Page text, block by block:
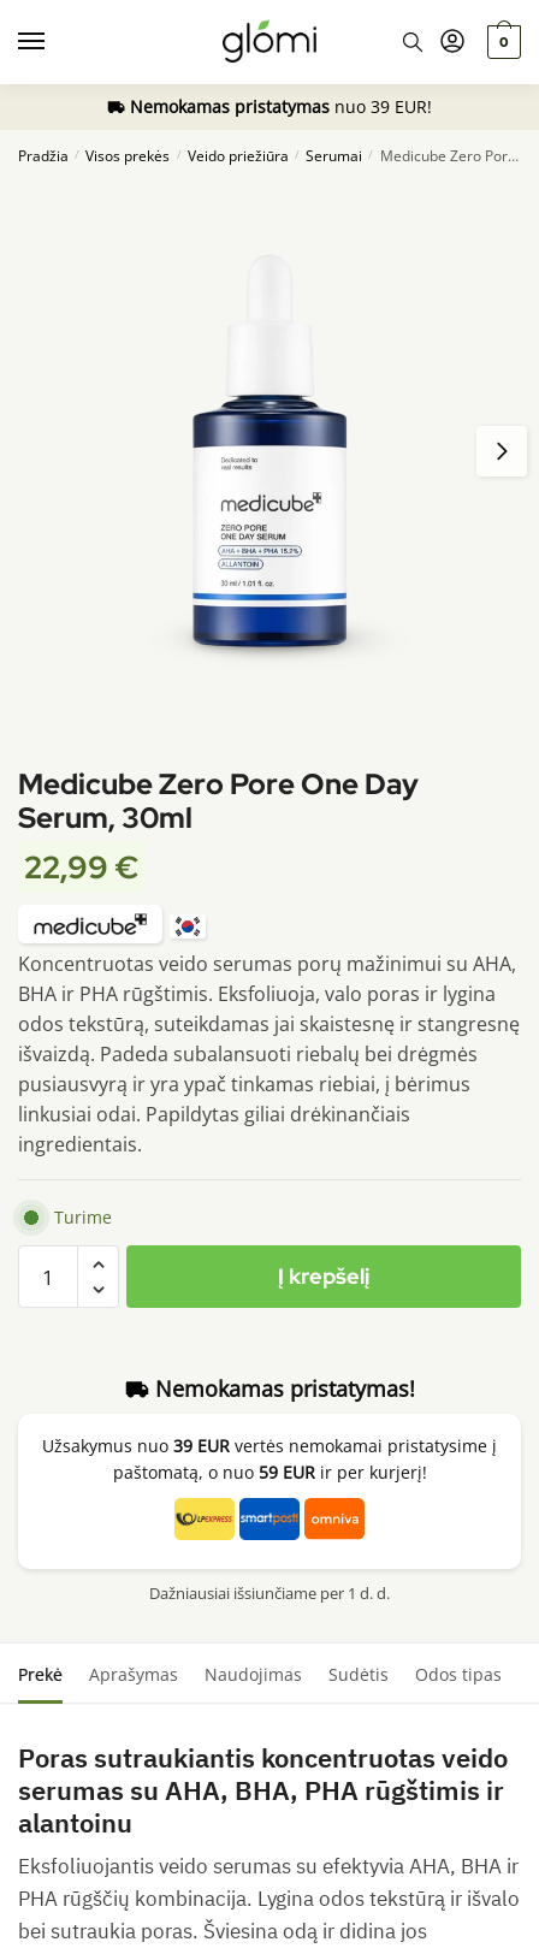
0
Nemokamas pristatymas nuo 39 EUR!
Pradžia / Visos prekės / Veido priežiūra / Serumai / Medicube Zero Pore One Day Serum, 30ml
Medicube Zero Pore One Day
Serum, 30ml
22,99 €
Koncentruotas veido serumas porų mažinimui su AHA,
BHA ir PHA rūgštimis. Eksfoliuoja, valo poras ir lygina
odos tekstūrą, suteikdamas jai skaistesnę ir stangresnę
išvaizdą. Padeda subalansuoti riebalų bei drėgmės
pusiausvyrą ir yra ypač tinkamas riebiai, į bėrimus
linkusiai odai. Papildytas giliai drėkinančiais
ingredientais.
Turime
kiekis:
Į krepšelį
Nemokamas pristatymas!
Užsakymus nuo 39 EUR vertės nemokamai pristatysime į
paštomatą, o nuo 59 EURir per kurjerį!
Dažniausiai išsiunčiame per 1 d. d.
Prekė Aprašymas Naudojimas Sudėtis Odos tipas
Poras sutraukiantis koncentruotas veido
serumas su AHA, BHA, PHA rūgštimis ir
alantoinu
Eksfoliuojantis veido serumas su efektyvia AHA, BHA ir
PHA rūgščių kombinacija. Lygina odos tekstūrą ir išvalo
bei sutraukia poras. Šviesina odą ir didina jos